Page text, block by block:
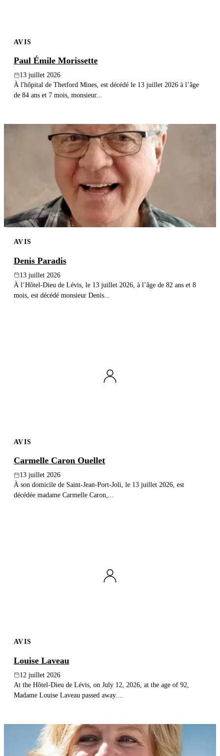
AVIS
Paul Émile Morissette
13 juillet 2026
À l'hôpital de Thetford Mines, est décédé le 13 juillet 2026 à l’âge
de 84 ans et 7 mois, monsieur...
AVIS
Denis Paradis
13 juillet 2026
À l’Hôtel-Dieu de Lévis, le 13 juillet 2026, à l’âge de 82 ans et 8
mois, est décédé monsieur Denis...
AVIS
Carmelle Caron Ouellet
13 juillet 2026
À son domicile de Saint-Jean-Port-Joli, le 13 juillet 2026, est
décédée madame Carmelle Caron,...
AVIS
Louise Laveau
12 juillet 2026
At the Hôtel-Dieu de Lévis, on July 12, 2026, at the age of 92,
Madame Louise Laveau passed away....